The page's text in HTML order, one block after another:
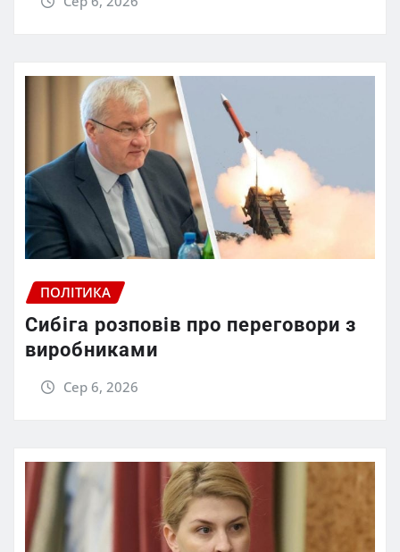
ПОЛІТИКА
Сибіга розповів про переговори з
виробниками
Сер 6, 2026